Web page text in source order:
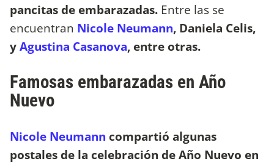
pancitas de embarazadas. Entre las se
encuentran Nicole Neumann, Daniela Celis,
yAgustina Casanova, entre otras.
Famosas embarazadas en Año
Nuevo
Nicole Neumann compartió algunas
postales de la celebración de Año Nuevo en